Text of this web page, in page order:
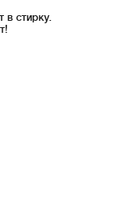
в стирку.